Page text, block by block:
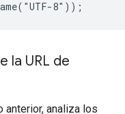
la URL de
anterior, analiza los